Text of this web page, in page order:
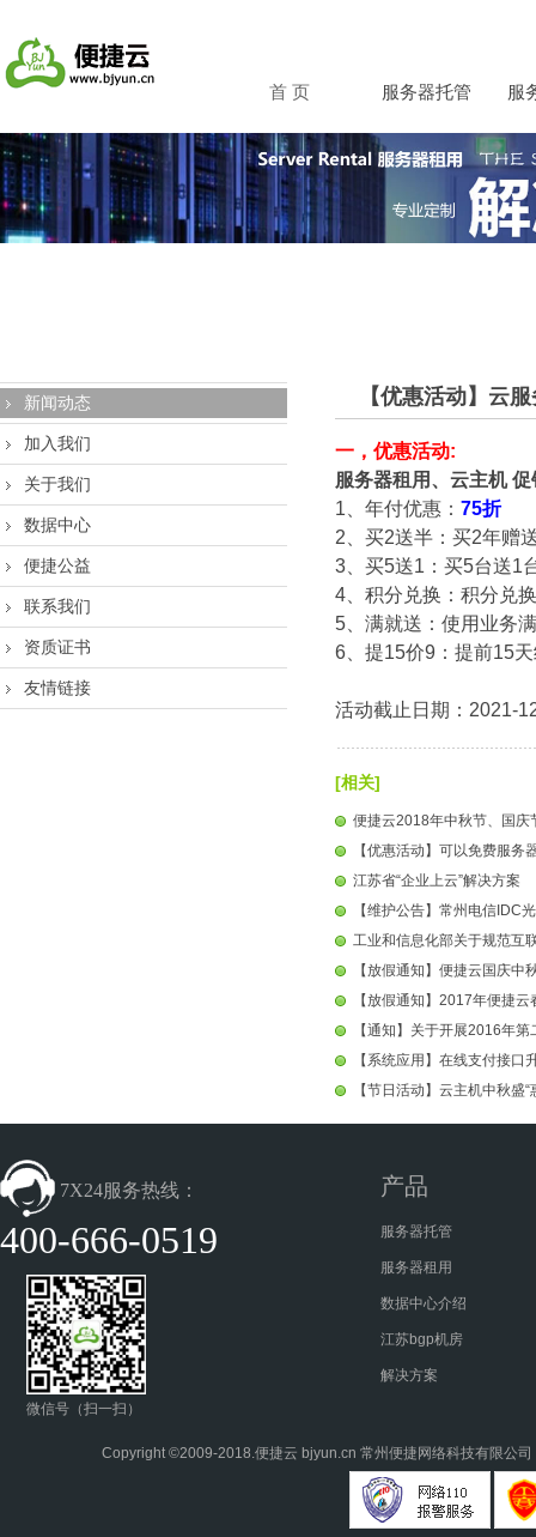
首 页 服务器托管 服
新闻动态
加入我们
关于我们
数据中心
便捷公益
联系我们
资质证书
友情链接
【优惠活动】云
一，优惠活动:
服务器租用、云主机 促
1、年付优惠： 75折
2、买2送半：买2年赠
3、买5送1：买5台送1
4、积分兑换：积分兑
5、满就送：使用业务
6、提15价9：提前15
活动截止日期：2021-
[相关]
便捷云2018年中秋节、国庆
【优惠活动】可以免费服务
江苏省“企业上云”解决方案
【维护公告】常州电信IDC
工业和信息化部关于规范互
【放假通知】便捷云国庆中
【放假通知】2017年便捷云
【通知】关于开展2016年第
【系统应用】在线支付接口
【节日活动】云主机中秋盛“
7X24服务热线：
400-666-0519
微信号（扫一扫）
产品
服务器托管
服务器租用
数据中心介绍
江苏bgp机房
解决方案
Copyright ©2009-2018.便捷云 bjyun.cn 常州便捷网络科技有限公